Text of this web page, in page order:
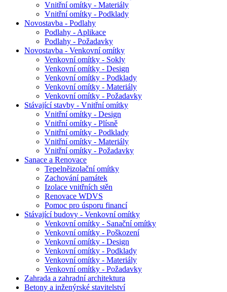
Vnitřní omítky - Materiály
Vnitřní omítky - Podklady
Novostavba - Podlahy
Podlahy - Aplikace
Podlahy - Požadavky
Novostavba - Venkovní omítky
Venkovní omítky - Sokly
Venkovní omítky - Design
Venkovní omítky - Podklady
Venkovní omítky - Materiály
Venkovní omítky - Požadavky
Stávající stavby - Vnitřní omítky
Vnitřní omítky - Design
Vnitřní omítky - Plísně
Vnitřní omítky - Podklady
Vnitřní omítky - Materiály
Vnitřní omítky - Požadavky
Sanace a Renovace
Tepelněizolační omítky
Zachování památek
Izolace vnitřních stěn
Renovace WDVS
Pomoc pro úsporu financí
Stávající budovy - Venkovní omítky
Venkovní omítky - Sanační omítky
Venkovní omítky - Poškození
Venkovní omítky - Design
Venkovní omítky - Podklady
Venkovní omítky - Materiály
Venkovní omítky - Požadavky
Zahrada a zahradní architektura
Betony a inženýrské stavitelství